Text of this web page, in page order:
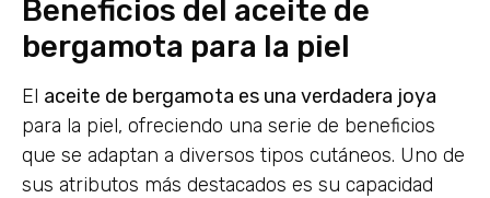
Beneficios del aceite de
bergamota para la piel
El aceite de bergamota es una verdadera joya
para la piel, ofreciendo una serie de beneficios
que se adaptan a diversos tipos cutáneos. Uno de
sus atributos más destacados es su capacidad